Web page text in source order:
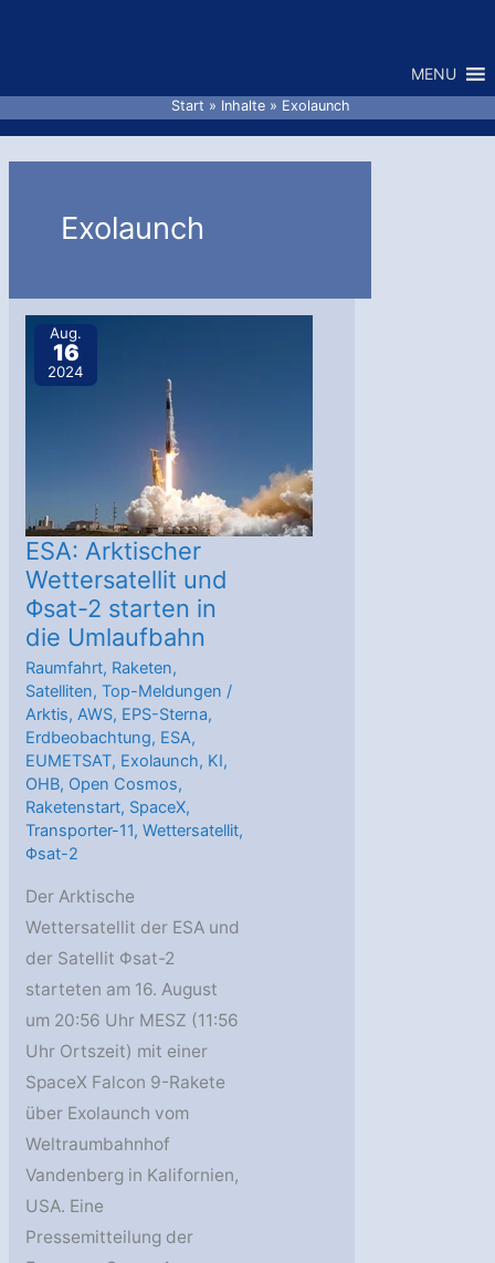
MENU
Start Inhalte Exolaunch
Exolaunch
Aug.
16
2024
ESA: Arktischer
Wettersatellit und
Φsat-2 starten in
die Umlaufbahn
Raumfahrt, Raketen,
Satelliten,Top-Meldungen /
Arktis,AWS, EPS-Sterna,
Erdbeobachtung, ESA,
EUMETSAT, Exolaunch, KI,
OHB, Open Cosmos,
Raketenstart, SpaceX,
Transporter-11,Wettersatellit,
Φsat-2
Der Arktische
Wettersatellit der ESA und
der Satellit Φsat-2
starteten am 16. August
um 20:56 Uhr MESZ (11:56
Uhr Ortszeit) mit einer
SpaceX Falcon 9-Rakete
über Exolaunch vom
Weltraumbahnhof
Vandenberg in Kalifornien,
USA. Eine
Pressemitteilung der